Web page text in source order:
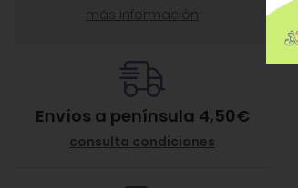
más información
Envíos a península 4,50€
consulta condiciones